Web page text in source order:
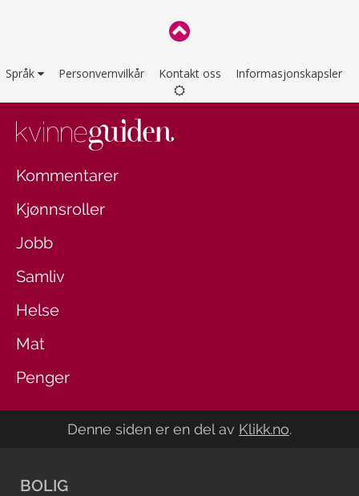
Språk Personvernvilkår Kontakt oss Informasjonskapsler
Kommentarer
Kjønnsroller
Jobb
Samliv
Helse
Mat
Penger
Denne siden er en del av Klikk.no.
BOLIG